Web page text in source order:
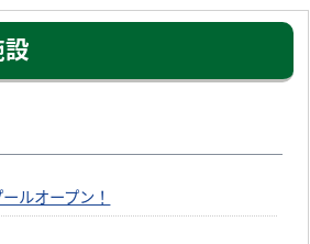
ルオープン！